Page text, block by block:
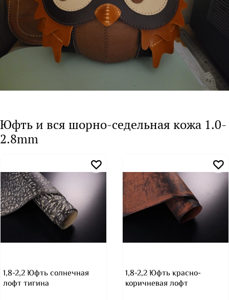
Юфть и вся шорно-седельная кожа 1.0-
2.8mm
1,8-2,2 Юфть солнечная
лофт тигина
1,8-2,2 Юфть красно-
коричневая лофт